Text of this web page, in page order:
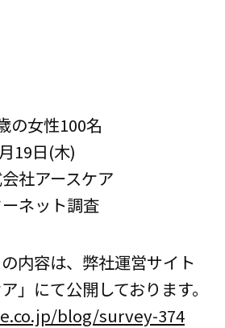
の女性100名
19日(木)
社アースケア
ネット調査
内容は、弊社運営サイト
」にて公開しております。
blog/survey-374